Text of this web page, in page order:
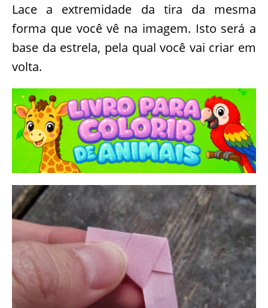
Lace a extremidade da tira da mesma
forma que você vê na imagem. Isto será a
base da estrela, pela qual você vai criar em
volta.